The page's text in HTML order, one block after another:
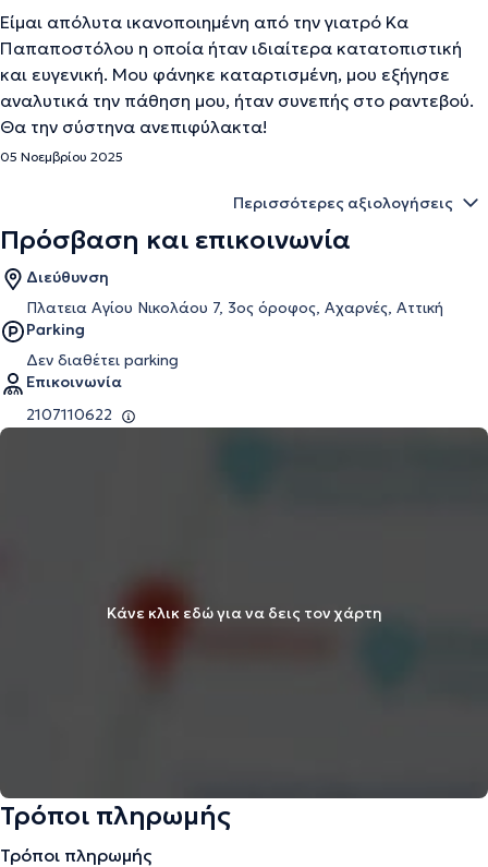
Είμαι απόλυτα ικανοποιημένη από την γιατρό Κα
Παπαποστόλου η οποία ήταν ιδιαίτερα κατατοπιστική
και ευγενική. Μου φάνηκε καταρτισμένη, μου εξήγησε
αναλυτικά την πάθηση μου, ήταν συνεπής στο ραντεβού.
Θα την σύστηνα ανεπιφύλακτα!
05 Νοεμβρίου 2025
Περισσότερες αξιολογήσεις
Πρόσβαση και επικοινωνία
Διεύθυνση
Πλατεια Αγίου Νικολάου 7, 3ος όροφος, Αχαρνές, Αττική
Parking
Δεν διαθέτει parking
Επικοινωνία
2107110622
Κάνε κλικ εδώ για να δεις τον χάρτη
Τρόποι πληρωμής
Τρόποι πληρωμής